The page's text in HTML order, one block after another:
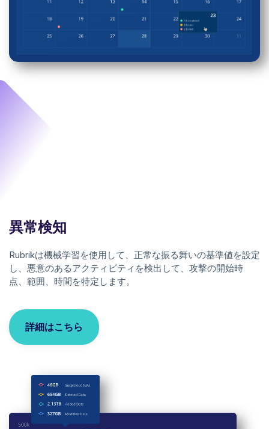
異常検知
Rubrikは機械学習を使用して、正常な振る舞いの基準値を設定
し、悪意のあるアクティビティを検出して、攻撃の開始時
点、範囲、時間を特定します。
詳細はこちら